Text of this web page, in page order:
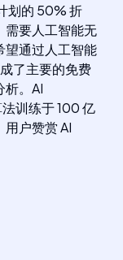
划的 50% 折
需要人工智能无
望通过人工智能
了主要的免费
析。AI
训练于 100 亿
户赞赏 AI